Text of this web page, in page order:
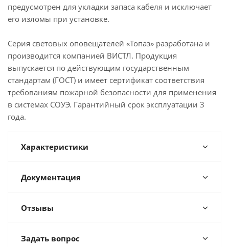
предусмотрен для укладки запаса кабеля и исключает
его изломы при установке.
Серия световых оповещателей «Топаз» разработана и
производится компанией ВИСТЛ. Продукция
выпускается по действующим государственным
стандартам (ГОСТ) и имеет сертификат соответствия
требованиям пожарной безопасности для применения
в системах СОУЭ. Гарантийный срок эксплуатации 3
года.
Характеристики
Документация
Отзывы
Задать вопрос